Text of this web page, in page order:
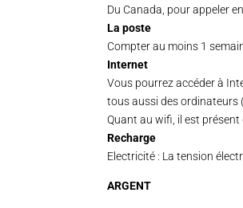
Du Canada, pour appeler
La poste
Compter au moins 1
Internet
Vous pourrez accéder à
tous aussi des ordinateurs
Quant au wifi, il est
Recharge
Electricité : La tension
ARGENT